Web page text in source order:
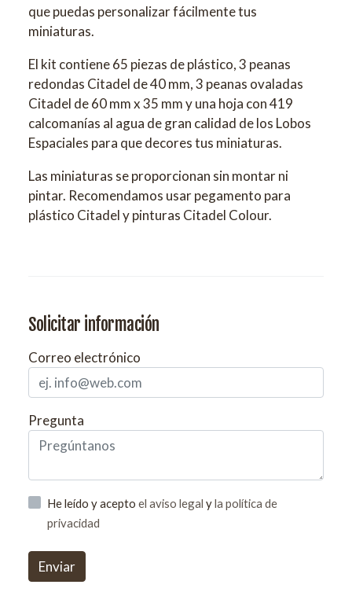
que puedas personalizar fácilmente tus
miniaturas.
El kit contiene 65 piezas de plástico, 3 peanas
redondas Citadel de 40 mm, 3 peanas ovaladas
Citadel de 60 mm x 35 mm y una hoja con 419
calcomanías al agua de gran calidad de los Lobos
Espaciales para que decores tus miniaturas.
Las miniaturas se proporcionan sin montar ni
pintar. Recomendamos usar pegamento para
plástico Citadel y pinturas Citadel Colour.
Solicitar información
Correo electrónico
Pregunta
He leído y acepto el aviso legal yla política de
privacidad
Enviar